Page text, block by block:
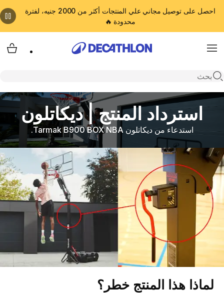
احصل على توصيل مجاني علي المنتجات أكثر من 2000 جنيه، لفترة
محدودة 🔥
Menu
Open search
استرداد المنتج | ديكاتلون
استدعاء من ديكاتلون Tarmak B900 BOX NBA.
لماذا هذا المنتج خطر؟